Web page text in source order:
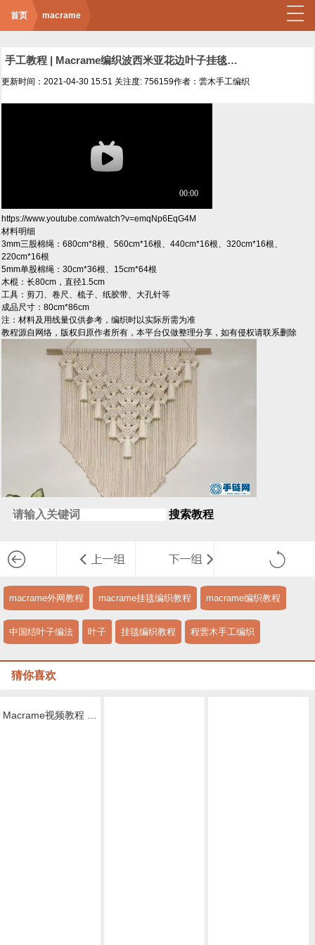
首页 macrame
手工教程 | Macrame编织波西米亚花边叶子挂毯装饰
更新时间：2021-04-30 15:51 关注度: 756159作者：蕓木手工编织
https://www.youtube.com/watch?v=emqNp6EqG4M
材料明细
3mm三股棉绳：680cm*8根、560cm*16根、440cm*16根、320cm*16根、
220cm*16根
5mm单股棉绳：30cm*36根、15cm*64根
木棍：长80cm，直径1.5cm
工具：剪刀、卷尺、梳子、纸胶带、大孔针等
成品尺寸：80cm*86cm
注：材料及用线量仅供参考，编织时以实际所需为准
教程源自网络，版权归原作者所有，本平台仅做整理分享，如有侵权请联系删除
搜索教程
macrame外网教程 macrame挂毯编织教程 macrame编织教程
中国结叶子编法 叶子 挂毯编织教程 程蕓木手工编织
猜你喜欢